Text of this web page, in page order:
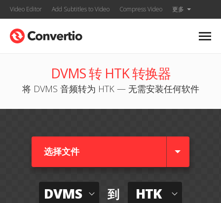
Video Editor Add Subtitles to Video Compress Video 更多
DVMS 转 HTK 转换器
将 DVMS 音频转为 HTK — 无需安装任何软件
选择文件
DVMS 到 HTK